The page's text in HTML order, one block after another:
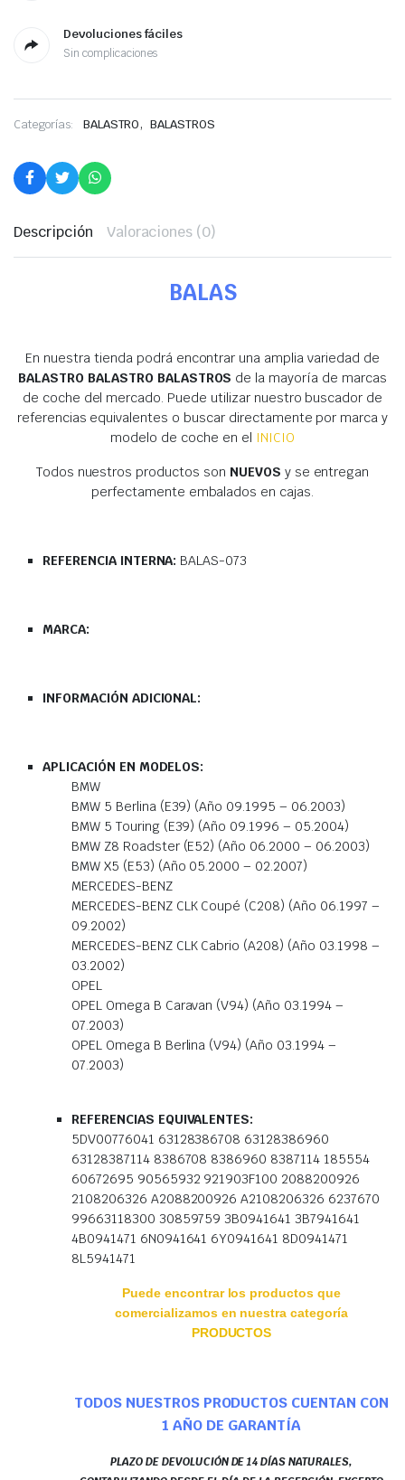
Devoluciones fáciles
Sin complicaciones
Categorías: BALASTRO, BALASTROS
Descripción Valoraciones (0)
BALAS
En nuestra tienda podrá encontrar una amplia variedad de
BALASTRO BALASTRO BALASTROS de la mayoría de marcas
de coche del mercado. Puede utilizar nuestro buscador de
referencias equivalentes o buscar directamente por marca y
modelo de coche en el INICIO
Todos nuestros productos son NUEVOS y se entregan
perfectamente embalados en cajas.
REFERENCIA INTERNA: BALAS-073
MARCA:
INFORMACIÓN ADICIONAL:
APLICACIÓN EN MODELOS:
BMW
BMW 5 Berlina (E39) (Año 09.1995 – 06.2003)
BMW 5 Touring (E39) (Año 09.1996 – 05.2004)
BMW Z8 Roadster (E52) (Año 06.2000 – 06.2003)
BMW X5 (E53) (Año 05.2000 – 02.2007)
MERCEDES-BENZ
MERCEDES-BENZ CLK Coupé (C208) (Año 06.1997 –
09.2002)
MERCEDES-BENZ CLK Cabrio (A208) (Año 03.1998 –
03.2002)
OPEL
OPEL Omega B Caravan (V94) (Año 03.1994 –
07.2003)
OPEL Omega B Berlina (V94) (Año 03.1994 –
07.2003)
REFERENCIAS EQUIVALENTES:
5DV00776041 63128386708 63128386960
63128387114 8386708 8386960 8387114 185554
60672695 90565932 921903F100 2088200926
2108206326 A2088200926 A2108206326 6237670
99663118300 30859759 3B0941641 3B7941641
4B0941471 6N0941641 6Y0941641 8D0941471
8L5941471
Puede encontrar los productos que
comercializamos en nuestra categoría
PRODUCTOS
TODOS NUESTROS PRODUCTOS CUENTAN CON
1 AÑO DE GARANTÍA
PLAZO DE DEVOLUCIÓN DE 14 DÍAS NATURALES,